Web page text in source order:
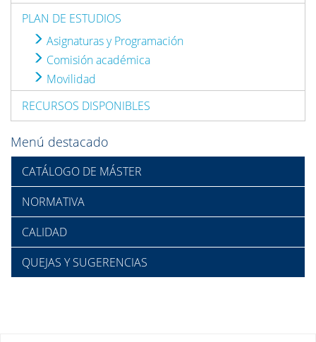
PLAN DE ESTUDIOS
Asignaturas y Programación
Comisión académica
Movilidad
RECURSOS DISPONIBLES
Menú destacado
CATÁLOGO DE MÁSTER
NORMATIVA
CALIDAD
QUEJAS Y SUGERENCIAS